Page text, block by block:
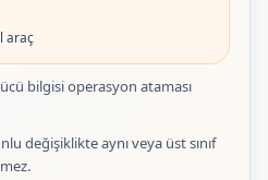
araç
bilgisi operasyon ataması
değişiklikte aynı veya üst sınıf